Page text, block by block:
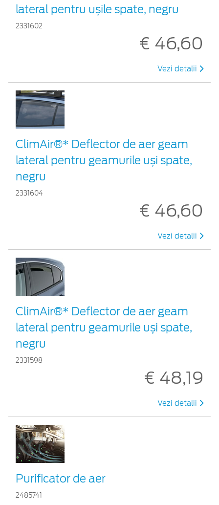
lateral pentru ușile spate, negru
2331602
€ 46,60
Vezi detalii
ClimAir®* Deflector de aer geam
lateral pentru geamurile uși spate,
negru
2331604
€ 46,60
Vezi detalii
ClimAir®* Deflector de aer geam
lateral pentru geamurile uși spate,
negru
2331598
€ 48,19
Vezi detalii
Purificator de aer
2485741